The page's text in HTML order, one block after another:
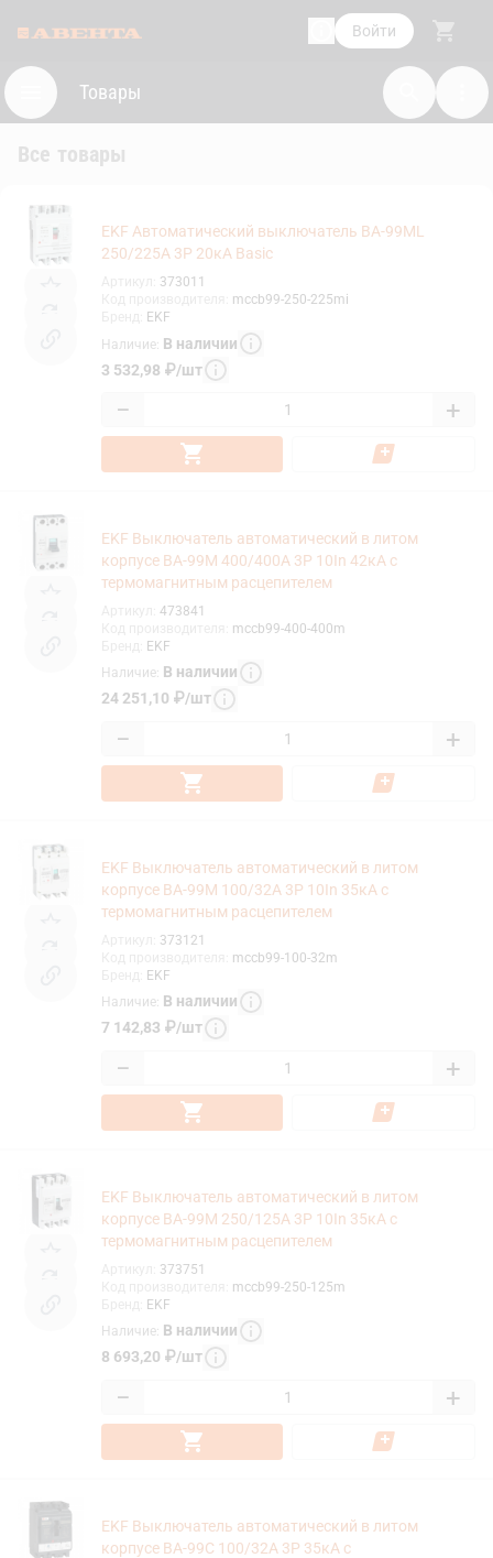
Войти
Товары
Все товары
EKF Автоматический выключатель ВА-99МL
250/225А 3P 20кА Basic
373011
mccb99-250-225mi
EKF
Наличие: В наличии
3 532,98 ₽/шт
− +
EKF Выключатель автоматический в литом
корпусе ВА-99М 400/400А 3P 10In 42кА с
термомагнитным расцепителем
473841
mccb99-400-400m
EKF
Наличие: В наличии
24 251,10 ₽/шт
− +
EKF Выключатель автоматический в литом
корпусе ВА-99М 100/32А 3P 10In 35кА с
термомагнитным расцепителем
373121
mccb99-100-32m
EKF
Наличие: В наличии
7 142,83 ₽/шт
− +
EKF Выключатель автоматический в литом
корпусе ВА-99М 250/125А 3P 10In 35кА с
термомагнитным расцепителем
373751
mccb99-250-125m
EKF
Наличие: В наличии
8 693,20 ₽/шт
− +
EKF Выключатель автоматический в литом
корпусе ВА-99C 100/32А 3P 35кА с